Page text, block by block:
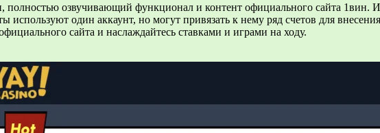
озвучивающий функционал и контент официального сайта 1вин.
используют один аккаунт, но могут привязать к нему ряд счетов для
сайта и наслаждайтесь ставками и играми на ходу.